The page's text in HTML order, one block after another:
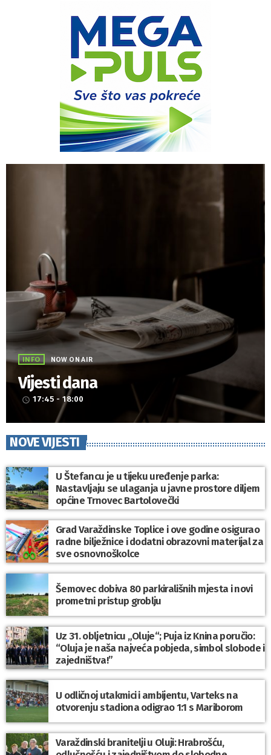
INFO NOW ON AIR
Vijesti dana
access_time 17:45 - 18:00
NOVE VIJESTI
U Štefancu je u tijeku uređenje parka:
Nastavljaju se ulaganja u javne prostore diljem
općine Trnovec Bartolovečki
Grad Varaždinske Toplice i ove godine osigurao
radne bilježnice i dodatni obrazovni materijal za
sve osnovnoškolce
Šemovec dobiva 80 parkirališnih mjesta i novi
prometni pristup groblju
Uz 31. obljetnicu „Oluje“; Puja iz Knina poručio:
“Oluja je naša najveća pobjeda, simbol slobode i
zajedništva!”
U odličnoj utakmici i ambijentu, Varteks na
otvorenju stadiona odigrao 1:1 s Mariborom
Varaždinski branitelji u Oluji: Hrabrošću,